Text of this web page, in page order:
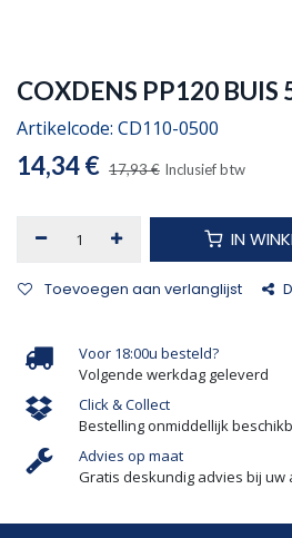
COXDENS PP120
Artikelcode: CD110-0500
14,34€ 17,93€ Inclusief btw
IN
Toevoegen aan verlanglijst
Voor 18:00u besteld?
Volgende werkdag geleverd
Click & Collect
Bestelling onmiddellijk
Advies op maat
Gratis deskundig advies bij uw